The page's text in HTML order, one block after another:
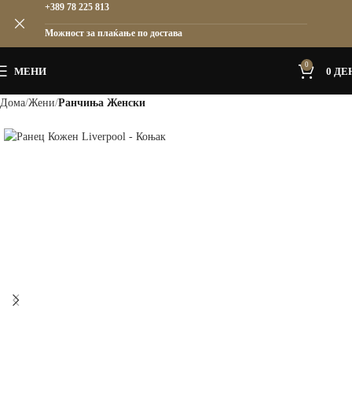
МЕНИ
0
0
Дома Жени Ранчиња Женски
+389 78 225 813
Можност за плаќање по достава